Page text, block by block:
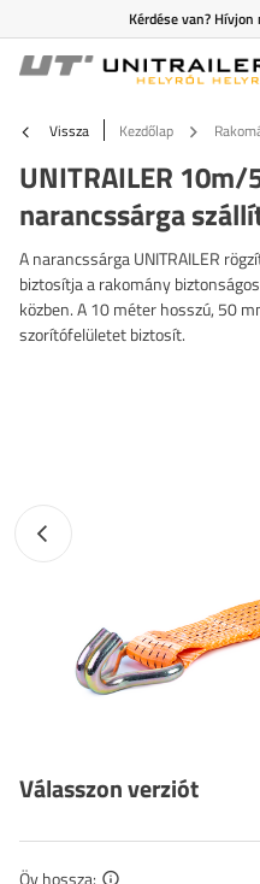
Kérdése van?
Vissza Kezdőlap
UNITRAILER
narancssárga
A narancssárga UNITRAILER
biztosítja a rakomány
közben. A 10 méter hosszú, 50
szorítófelületet biztosít.
Előző fotó
Válasszon verziót
Öv hossza